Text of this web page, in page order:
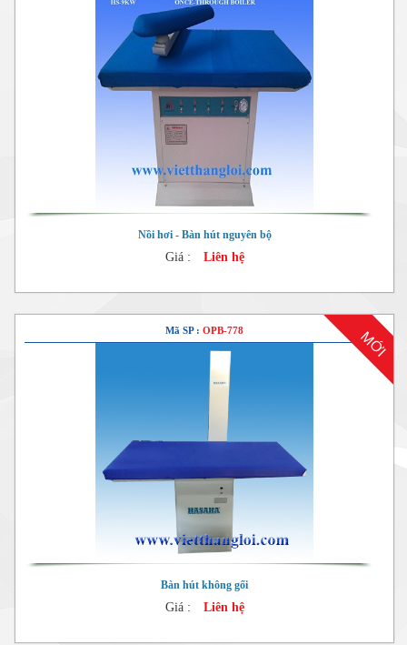
Nồi hơi - Bàn hút nguyên bộ
Giá : Liên hệ
Mã SP : OPB-778 MỚI
Bàn hút không gối
Giá : Liên hệ